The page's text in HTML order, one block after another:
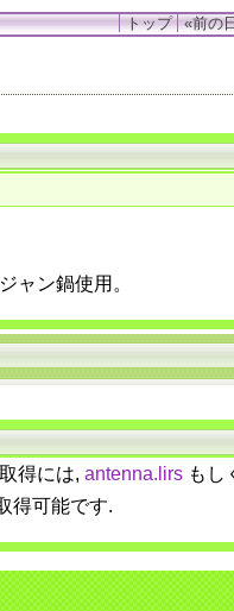
トップ «前の
ャン鍋使用。
得には, antenna.lirs もし
得可能です.